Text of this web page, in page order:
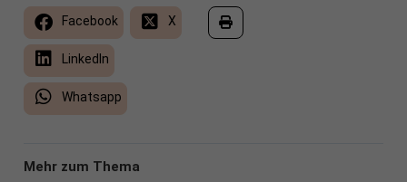
Facebook X
LinkedIn
Whatsapp
Mehr zum Thema